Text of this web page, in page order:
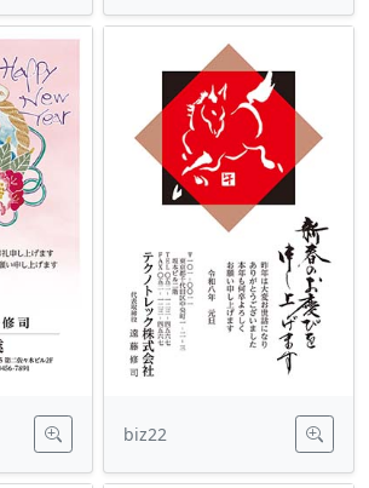
biz22